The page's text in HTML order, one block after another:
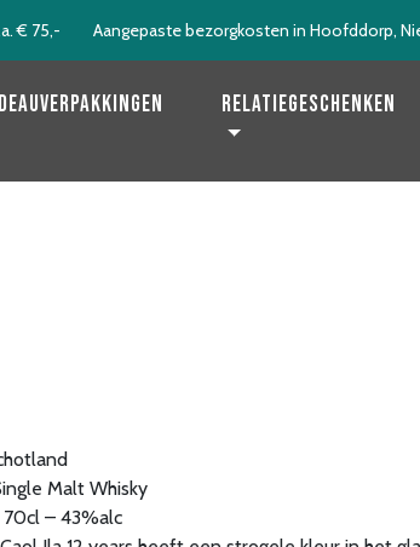
€ 75,- Aangepaste bezorgkosten in Hoofddorp,
Relatiegeschenken
Malt Whisky
70cl – 43%alc